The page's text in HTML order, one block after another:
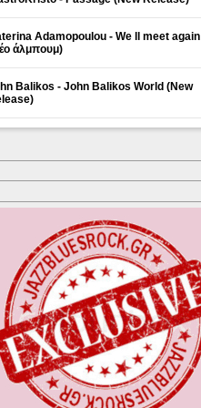
Adamopoulou - We ll meet again
άλμπουμ)
Balikos - John Balikos World (New